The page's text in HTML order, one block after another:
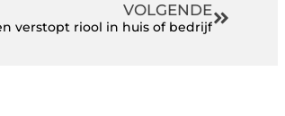
VOLGENDE
verstopt riool in huis of bedrijf